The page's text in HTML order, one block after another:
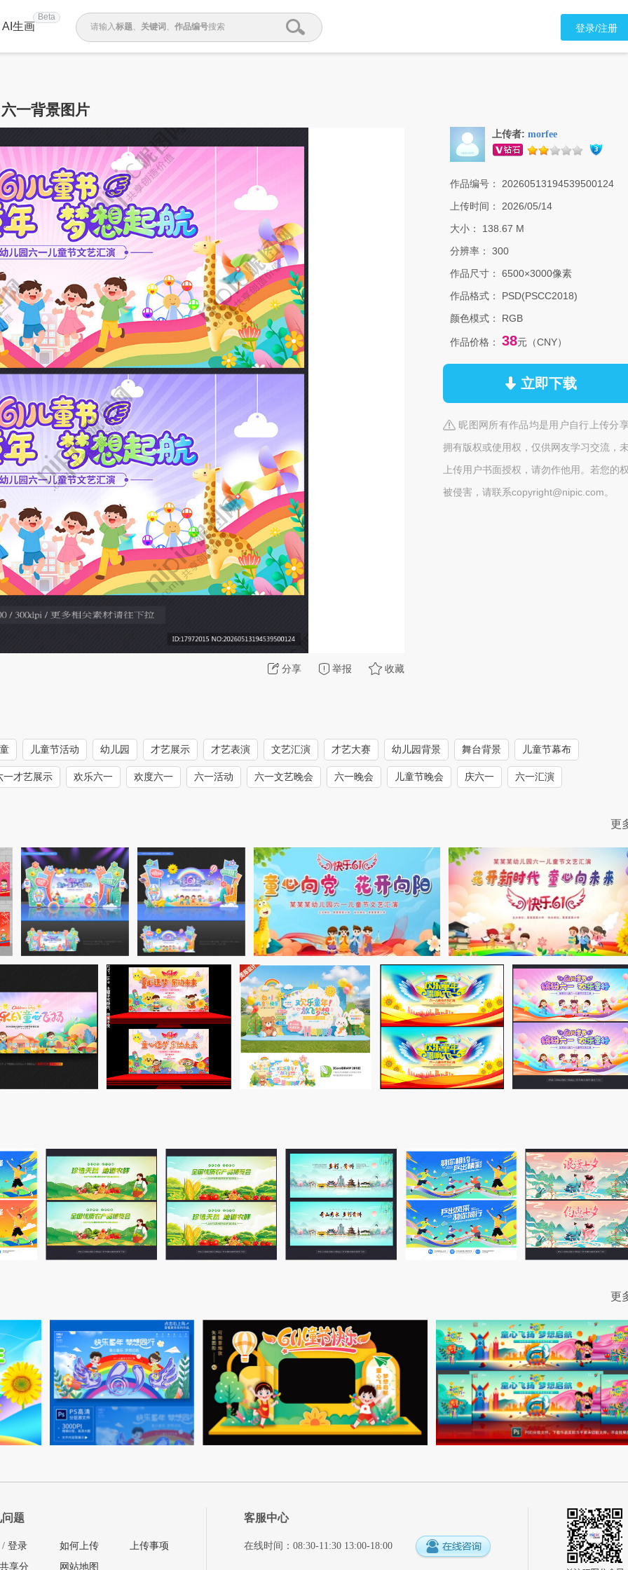
AI生画
Beta
请输入标题、 关键词 、 作品编号搜索 登录/注册
六一背景图片
分享 举报 收藏
上传者: morfee
作品编号：
20260513194539500124
上传时间：
2026/05/14
大小：
138.67 M
分辨率：
300
作品尺寸：
6500×3000像素
作品格式：
PSD(PSCC2018)
颜色模式：
RGB
作品价格： 38元（CNY）
立即下载
昵图网所有作品均是用户自行上传分
拥有版权或使用权，仅供网友学习交流，
上传用户书面授权，请勿作他用。若您的
被侵害，请联系copyright@nipic.com。
儿童节活动 幼儿园 才艺展示 才艺表演 文艺汇演 才艺大赛 幼儿园背景 舞台背景 儿童节幕布
一才艺展示 欢乐六一 欢度六一 六一活动 六一文艺晚会 六一晚会 儿童节晚会 庆六一 六一汇演
更
更
题
/ 登录
享分
如何上传
网站地图
上传事项
客服中心
在线时间：08:30-11:30 13:00-18:00